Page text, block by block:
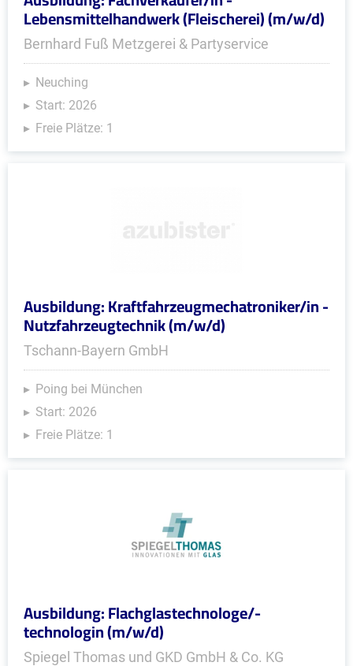
Lebensmittelhandwerk (Fleischerei) (m/w/d)
Bernhard Fuß Metzgerei & Partyservice
Neuching
Start: 2026
Freie Plätze: 1
Ausbildung: Kraftfahrzeugmechatroniker/in -
Nutzfahrzeugtechnik (m/w/d)
Tschann-Bayern GmbH
Poing bei München
Start: 2026
Freie Plätze: 1
Ausbildung: Flachglastechnologe/-
technologin (m/w/d)
Spiegel Thomas und GKD GmbH & Co. KG